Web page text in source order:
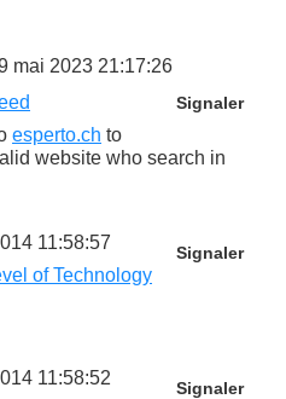
mai 2023 21:17:26
Signaler
esperto.ch to
website who search in
11:58:57 Signaler
of Technology
11:58:52 Signaler